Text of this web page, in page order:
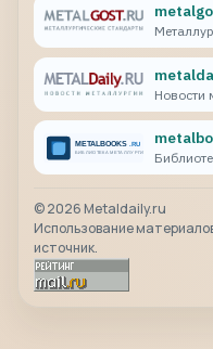
Новости
©2026 Metaldaily.ru
Использование
источник.